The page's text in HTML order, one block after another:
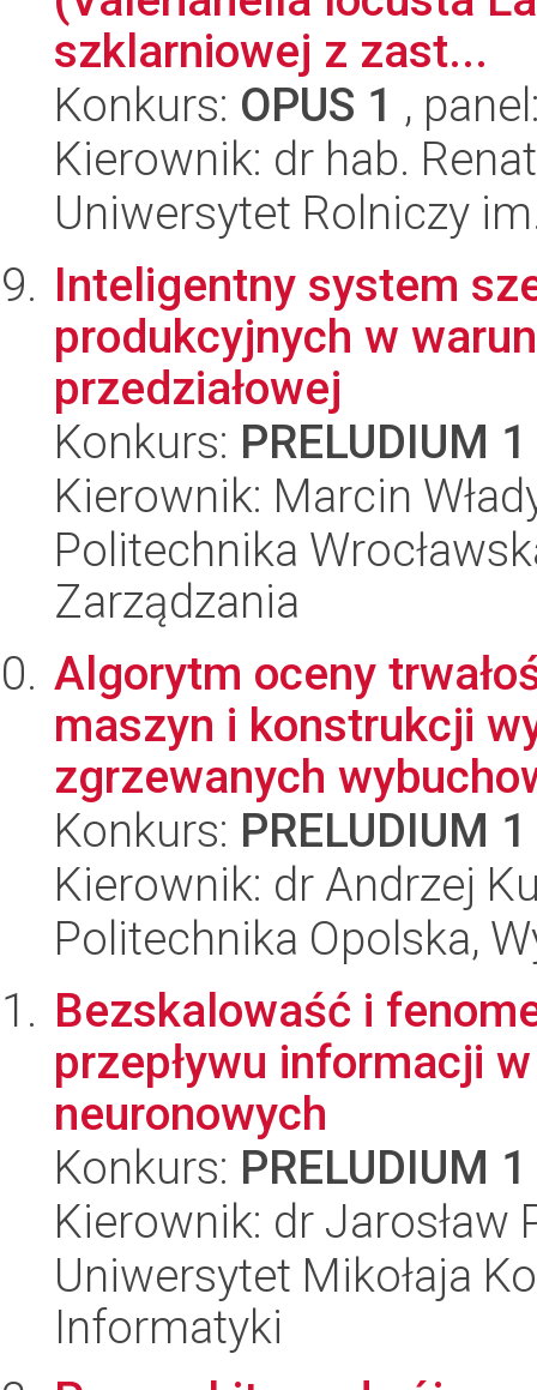
szklarniowej z zast...
Konkurs: OPUS 1 ,
Kierownik: dr hab.
Uniwersytet Rolniczy
Inteligentny system
produkcyjnych w
przedziałowej
Konkurs: PRELUDIUM 1
Kierownik: Marcin
Politechnika
Zarządzania
Algorytm oceny
maszyn i konstrukcji
zgrzewanych
Konkurs: PRELUDIUM 1
Kierownik: dr Andrzej
Politechnika Opolska,
Bezskalowaść i
przepływu informacji
neuronowych
Konkurs: PRELUDIUM 1
Kierownik: dr Jarosław
Uniwersytet Mikołaja
Informatyki